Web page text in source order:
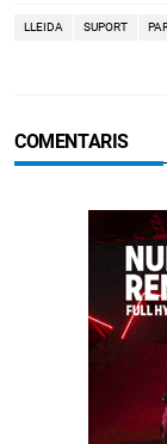
LLEIDA SUPORT
COMENTARIS